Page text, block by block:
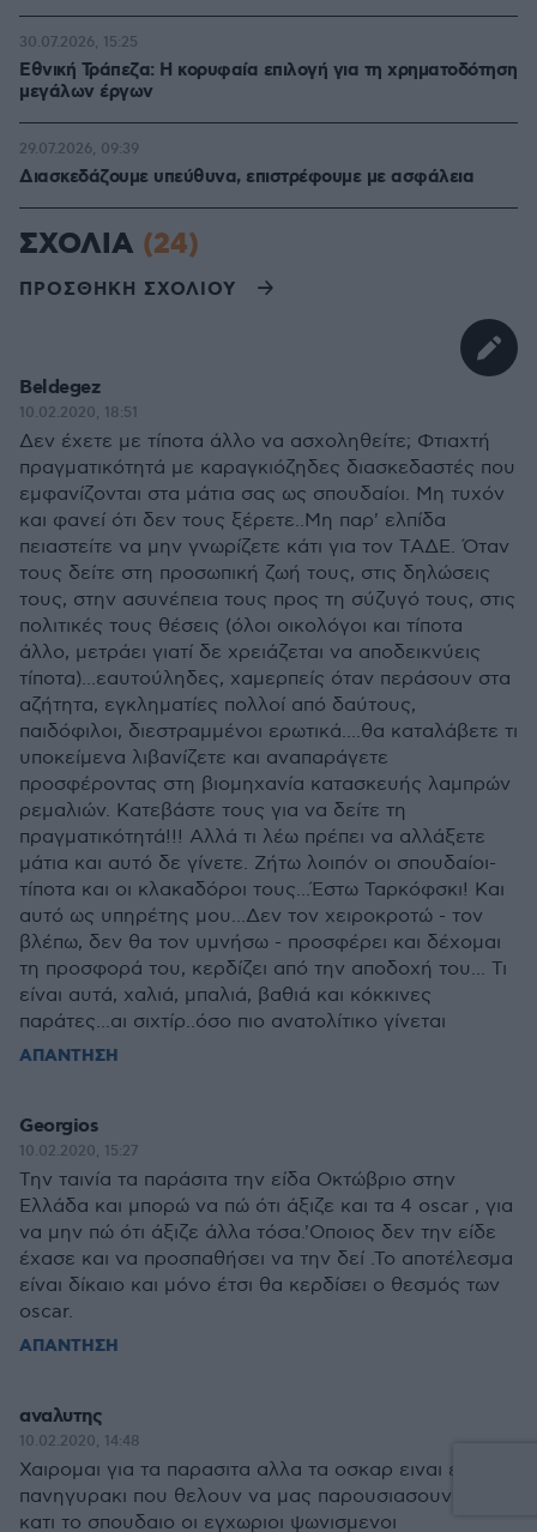
Εθνική Τράπεζα: Η κορυφαία επιλογή για τη χρηματοδότηση
μεγάλων έργων
30.07.2026, 15:25
Διασκεδάζουμε υπεύθυνα, επιστρέφουμε με ασφάλεια
29.07.2026, 09:39
ΣΧΟΛΙΑ (24)
ΠΡΟΣΘΗΚΗ ΣΧΟΛΙΟΥ
Beldegez
10.02.2020, 18:51
Δεν έχετε με τίποτα άλλο να ασχοληθείτε; Φτιαχτή
πραγματικότητά με καραγκιόζηδες διασκεδαστές που
εμφανίζονται στα μάτια σας ως σπουδαίοι. Μη τυχόν
και φανεί ότι δεν τους ξέρετε..Μη παρ' ελπίδα
πειαστείτε να μην γνωρίζετε κάτι για τον ΤΑΔΕ. Όταν
τους δείτε στη προσωπική ζωή τους, στις δηλώσεις
τους, στην ασυνέπεια τους προς τη σύζυγό τους, στις
πολιτικές τους θέσεις (όλοι οικολόγοι και τίποτα
άλλο, μετράει γιατί δε χρειάζεται να αποδεικνύεις
τίποτα)...εαυτούληδες, χαμερπείς όταν περάσουν στα
αζήτητα, εγκληματίες πολλοί από δαύτους,
παιδόφιλοι, διεστραμμένοι ερωτικά....θα καταλάβετε τι
υποκείμενα λιβανίζετε και αναπαράγετε
προσφέροντας στη βιομηχανία κατασκευής λαμπρών
ρεμαλιών. Κατεβάστε τους για να δείτε τη
πραγματικότητά!!! Αλλά τι λέω πρέπει να αλλάξετε
μάτια και αυτό δε γίνετε. Ζήτω λοιπόν οι σπουδαίοι-
τίποτα και οι κλακαδόροι τους...Έστω Ταρκόφσκι! Και
αυτό ως υπηρέτης μου...Δεν τον χειροκροτώ - τον
βλέπω, δεν θα τον υμνήσω - προσφέρει και δέχομαι
τη προσφορά του, κερδίζει από την αποδοχή του... Τι
είναι αυτά, χαλιά, μπαλιά, βαθιά και κόκκινες
παράτες...αι σιχτίρ..όσο πιο ανατολίτικο γίνεται
ΑΠΑΝΤΗΣΗ
Georgios
10.02.2020, 15:27
Την ταινία τα παράσιτα την είδα Οκτώβριο στην
Ελλάδα και μπορώ να πώ ότι άξιζε και τα 4 oscar , για
να μην πώ ότι άξιζε άλλα τόσα.'Οποιος δεν την είδε
έχασε και να προσπαθήσει να την δεί .Το αποτέλεσμα
είναι δίκαιο και μόνο έτσι θα κερδίσει ο θεσμός των
oscar.
ΑΠΑΝΤΗΣΗ
αναλυτης
10.02.2020, 14:48
Χαιρομαι για τα παρασιτα αλλα τα οσκαρ ειναι ενα
πανηγυρακι που θελουν να μας παρουσιασουν σαν
κατι το σπουδαιο οι εγχωριοι ψωνισμενοι